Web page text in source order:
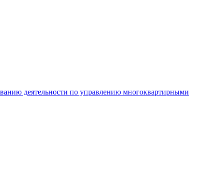
деятельности по управлению многоквартирными